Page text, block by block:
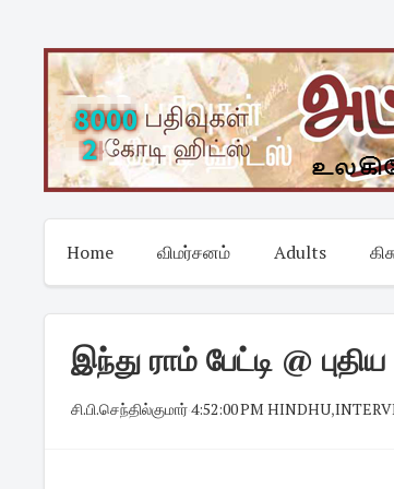
content
Home விமர்சனம் Adults
இந்து ராம் பேட்டி @
சி.பி.செந்தில்குமார்·4:52:00 PM ·HINDHU,